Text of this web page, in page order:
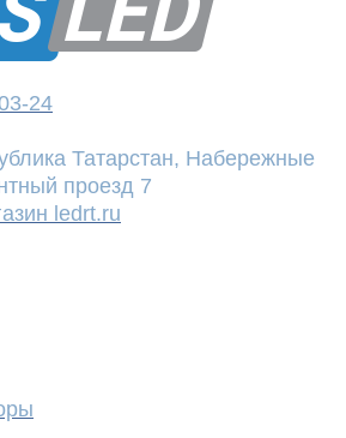
24
Татарстан, Набережные
проезд 7
ledrt.ru